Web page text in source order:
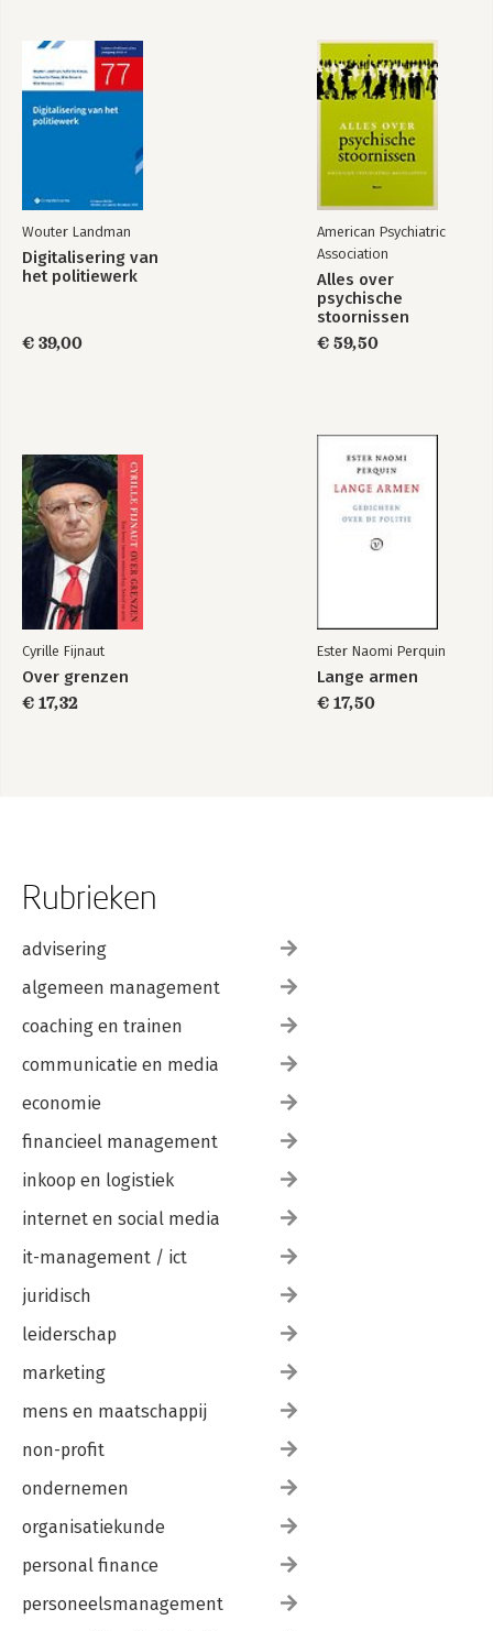
Stap 13: Evalueren van de procesgang
Stap 14: De uitvoering van het plan van aanpak
Stap 15: Bewaken van de follow-up
Stap 16: Uitvoeren van thema-RI&E's en verdiepende RI&E's
Over PHOV
Wouter Landman
Digitalisering van
het politiewerk
€ 39,00
American Psychiatric
Association
Alles over
psychische
stoornissen
€ 59,50
Cyrille Fijnaut
Over grenzen
€ 17,32
Ester Naomi Perquin
Lange armen
€ 17,50
Rubrieken
advisering
algemeen management
coaching en trainen
communicatie en media
economie
financieel management
inkoop en logistiek
internet en social media
it-management / ict
juridisch
leiderschap
marketing
mens en maatschappij
non-profit
ondernemen
organisatiekunde
personal finance
personeelsmanagement